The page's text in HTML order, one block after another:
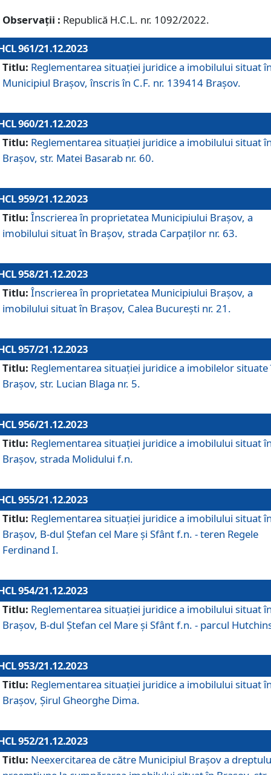
Observații : Republică H.C.L. nr. 1092/2022.
961/21.12.2023
Titlu: Reglementarea situației juridice a imobilului situat
Municipiul Brașov, înscris în C.F. nr. 139414 Brașov.
960/21.12.2023
Titlu: Reglementarea situației juridice a imobilului situat
Brașov, str. Matei Basarab nr. 60.
959/21.12.2023
Titlu: Înscrierea în proprietatea Municipiului Brașov, a
imobilului situat în Brașov, strada Carpaților nr. 63.
958/21.12.2023
Titlu: Înscrierea în proprietatea Municipiului Brașov, a
imobilului situat în Brașov, Calea București nr. 21.
957/21.12.2023
Titlu: Reglementarea situației juridice a imobilelor situate
Brașov, str. Lucian Blaga nr. 5.
956/21.12.2023
Titlu: Reglementarea situației juridice a imobilului situat
Brașov, strada Molidului f.n.
955/21.12.2023
Titlu: Reglementarea situației juridice a imobilului situat
Brașov, B-dul Ștefan cel Mare și Sfânt f.n. - teren Regele
Ferdinand I.
954/21.12.2023
Titlu: Reglementarea situației juridice a imobilului situat
Brașov, B-dul Ștefan cel Mare și Sfânt f.n. - parcul
953/21.12.2023
Titlu: Reglementarea situației juridice a imobilului situat
Brașov, Șirul Gheorghe Dima.
952/21.12.2023
Titlu: Neexercitarea de către Municipiul Brașov a